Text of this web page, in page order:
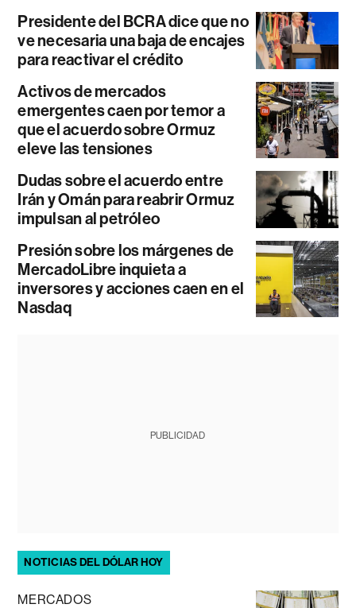
Presidente del BCRA dice que no
ve necesaria una baja de encajes
para reactivar el crédito
Activos de mercados
emergentes caen por temor a
que el acuerdo sobre Ormuz
eleve las tensiones
Dudas sobre el acuerdo entre
Irán y Omán para reabrir Ormuz
impulsan al petróleo
Presión sobre los márgenes de
MercadoLibre inquieta a
inversores y acciones caen en el
Nasdaq
PUBLICIDAD
NOTICIAS DEL DÓLAR HOY
MERCADOS